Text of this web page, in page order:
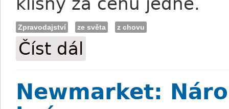
Zpravodajství ze světa z chovu
Číst dál
Newmarket: